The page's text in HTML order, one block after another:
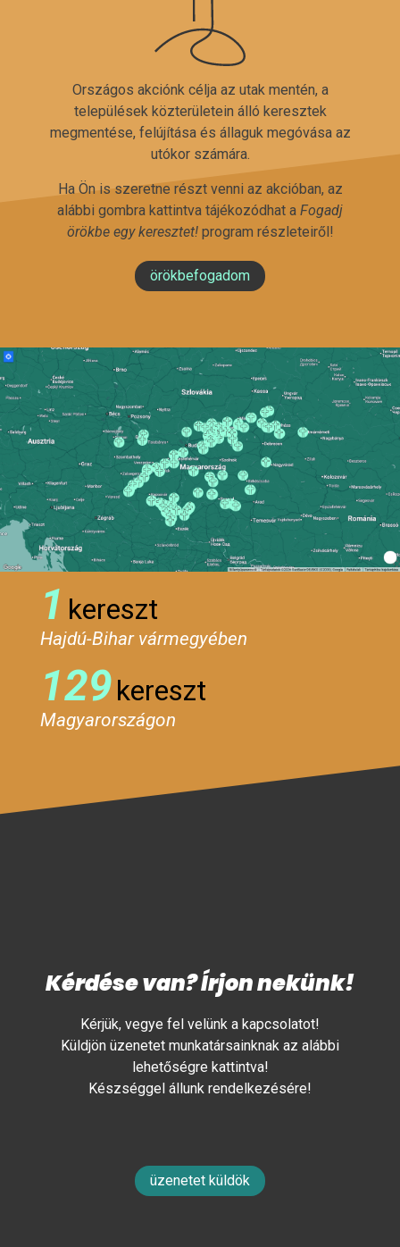
Országos akciónk célja az utak mentén, a
települések közterületein álló keresztek
megmentése, felújítása és állaguk megóvása az
utókor számára.
Ha Ön is szeretne részt venni az akcióban, az
alábbi gombra kattintva tájékozódhat a Fogadj
örökbe egy keresztet!program részleteiről!
örökbefogadom
1 kereszt
Hajdú-Bihar vármegyében
129kereszt
Magyarországon
Kérdése van? Írjon nekünk!
Kérjük, vegye fel velünk a kapcsolatot!
Küldjön üzenetet munkatársainknak az alábbi
lehetőségre kattintva!
Készséggel állunk rendelkezésére!
üzenetet küldök